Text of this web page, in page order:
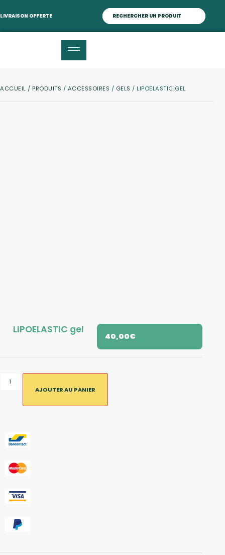
LIVRAISON OFFERTE
ACCUEIL / PRODUITS / ACCESSOIRES / GELS / LIPOELASTIC GEL
LIPOELASTIC gel
40,00€
AJOUTER AU PANIER